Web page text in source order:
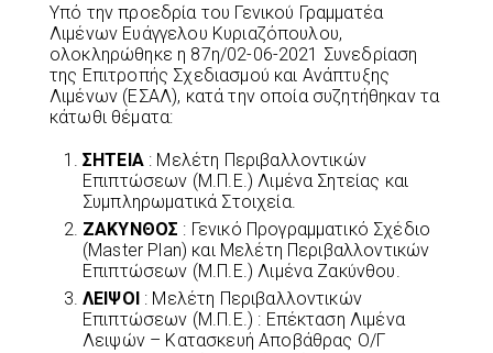
Υπό την προεδρία του Γενικού Γραμματέα
Λιμένων Ευάγγελου Κυριαζόπουλου,
ολοκληρώθηκε η 87η/02-06-2021 Συνεδρίαση
της Επιτροπής Σχεδιασμού και Ανάπτυξης
Λιμένων (ΕΣΑΛ), κατά την οποία συζητήθηκαν τα
κάτωθι θέματα:
ΣΗΤΕΙΑ: Μελέτη Περιβαλλοντικών
Επιπτώσεων (Μ.Π.Ε.) Λιμένα Σητείας και
Συμπληρωματικά Στοιχεία.
ΖΑΚΥΝΘΟΣ : Γενικό Προγραμματικό Σχέδιο
(Master Plan) και Μελέτη Περιβαλλοντικών
Επιπτώσεων (Μ.Π.Ε.) Λιμένα Ζακύνθου.
ΛΕΙΨΟΙ: Μελέτη Περιβαλλοντικών
Επιπτώσεων (Μ.Π.Ε.) : Επέκταση Λιμένα
Λειψών – Κατασκευή Αποβάθρας Ο/Γ